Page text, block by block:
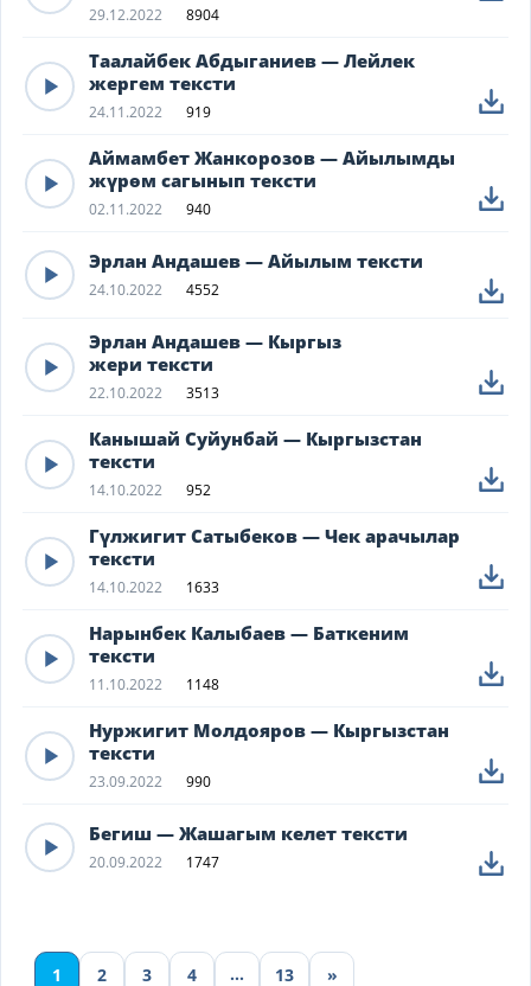
29.12.2022 8904
Таалайбек Абдыганиев — Лейлек
жергем тексти
24.11.2022 919
Аймамбет Жанкорозов — Айылымды
жүрөм сагынып тексти
02.11.2022 940
Эрлан Андашев — Айылым тексти
24.10.2022 4552
Эрлан Андашев — Кыргыз
жери тексти
22.10.2022 3513
Канышай Суйунбай — Кыргызстан
тексти
14.10.2022 952
Гүлжигит Сатыбеков — Чек арачылар
тексти
14.10.2022 1633
Нарынбек Калыбаев — Баткеним
тексти
11.10.2022 1148
Нуржигит Молдояров — Кыргызстан
тексти
23.09.2022 990
Бегиш — Жашагым келет тексти
20.09.2022 1747
1 2 3 4 … 13 »